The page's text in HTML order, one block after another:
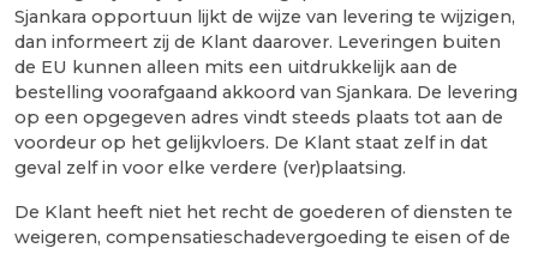
Sjankara opportuun lijkt de wijze van levering te wijzigen,
dan informeert zij de Klant daarover. Leveringen buiten
de EU kunnen alleen mits een uitdrukkelijk aan de
bestelling voorafgaand akkoord van Sjankara. De levering
op een opgegeven adres vindt steeds plaats tot aan de
voordeur op het gelijkvloers. De Klant staat zelf in dat
geval zelf in voor elke verdere (ver)plaatsing.
De Klant heeft niet het recht de goederen of diensten te
weigeren, compensatieschadevergoeding te eisen of de